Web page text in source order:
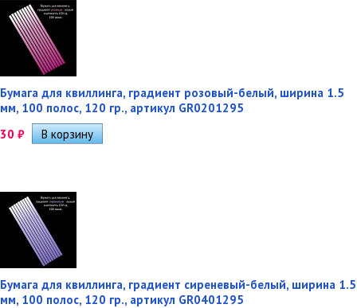
Бумага для квиллинга, градиент розовый-белый, ширина 1.5
мм, 100 полос, 120 гр., артикул GR0201295
30 ₽
Бумага для квиллинга, градиент сиреневый-белый, ширина 1.5
мм, 100 полос, 120 гр., артикул GR0401295